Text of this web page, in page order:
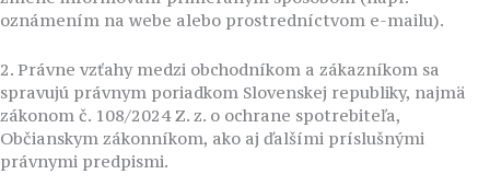
oznámením na webe alebo prostredníctvom e-mailu).
2. Právne vzťahy medzi obchodníkom a zákazníkom sa
spravujú právnym poriadkom Slovenskej republiky, najmä
zákonom č. 108/2024 Z. z. o ochrane spotrebiteľa,
Občianskym zákonníkom, ako aj ďalšími príslušnými
právnymi predpismi.